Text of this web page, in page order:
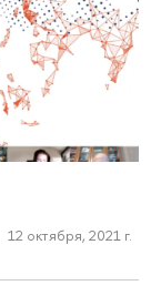
12 октября, 2021 г.